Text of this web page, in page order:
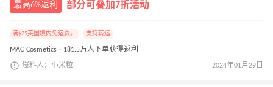
最高6%返利 部分可叠加7折活动
满$25美国境内免运费。 支持转运
MAC Cosmetics · 181.5万人下单获得返利
爆料人：小米粒 2024年01月29日